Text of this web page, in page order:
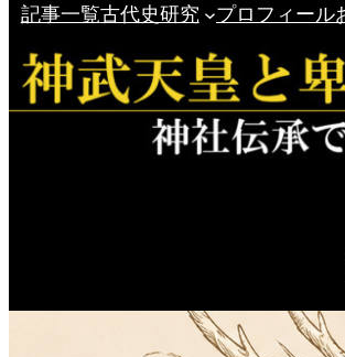
記事一覧古代史研究 プロフィール